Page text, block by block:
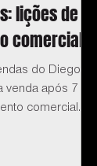
lições de
comercial
do Diego
venda após 7
comercial.